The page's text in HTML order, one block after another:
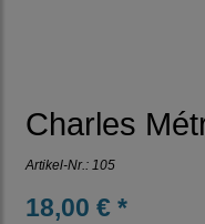
Charles
Artikel-Nr.: 105
18,00 € *